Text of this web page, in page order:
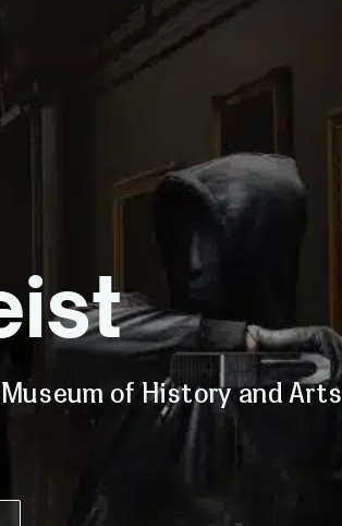
of History and Arts